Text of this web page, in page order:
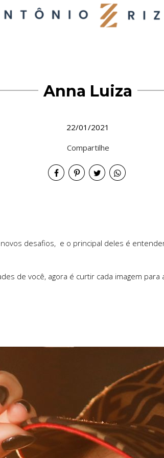
Anna Luiza
22/01/2021
Compartilhe
desafios, e o principal deles é
de você, agora é curtir cada imagem